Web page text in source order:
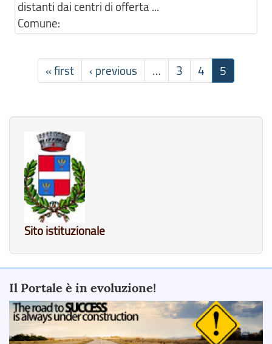
distanti dai centri di offerta ...
Comune:
« first ‹ previous … 3 4 5
Sito istituzionale
Il Portale è in evoluzione!